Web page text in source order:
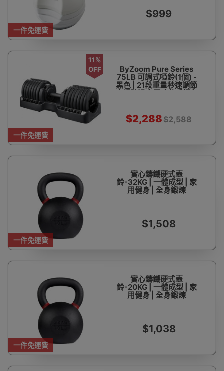
一件免運費
$999
一件免運費
11%
OFF
ByZoom Pure Series
75LB 可調式啞鈴(1個) -
黑色 | 21段重量秒速調節
| 超防滑金屬咬花手柄 |
$2,288$2,588
一件免運費
實心鑄鐵硬式壺
鈴-32KG | 一體成型 | 家
用健身 | 全身鍛煉
$1,508
一件免運費
實心鑄鐵硬式壺
鈴-20KG | 一體成型 | 家
用健身 | 全身鍛煉
$1,038